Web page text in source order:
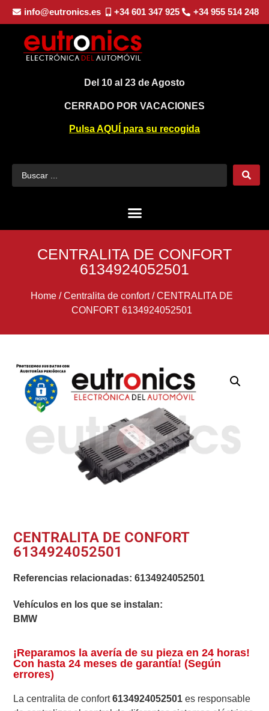
info@eutronics.es +34 601 347 925 +34 955 514 248
Del 10 al 23 de Agosto
CERRADO POR VACACIONES
Pulsa AQUÍ para su recogida
CENTRALITA DE CONFORT
6134924052501
Home /Centralita de confort/CENTRALITA DE
CONFORT 6134924052501
CENTRALITA DE CONFORT
6134924052501
Referencias relacionadas:6134924052501
Vehículos en los que se instalan:
BMW
¡Reparamos la avería de su pieza en 24 horas!
Con hasta 24 meses de garantía! (Según
errores)
La centralita de confort6134924052501 es responsable